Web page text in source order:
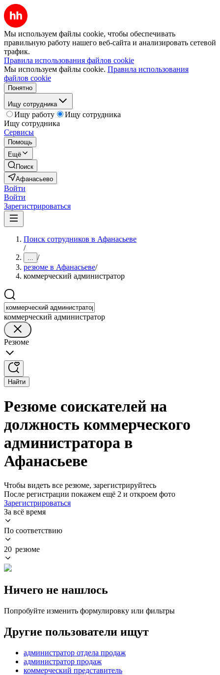
Мы используем файлы cookie, чтобы обеспечивать
правильную работу нашего веб-сайта и анализировать сетевой
трафик.
Правила использования файлов cookie
Мы используем файлы cookie. Правила использования
файлов cookie
Понятно
Ищу сотрудника
Ищу работу
Ищу сотрудника
Ищу сотрудника
Сервисы
Помощь
Ещё
Поиск
Афанасьево
Войти
Войти
Зарегистрироваться
Поиск сотрудников в Афанасьеве
/
... /
резюме в Афанасьеве/
коммерческий администратор
коммерческий администратор
Резюме
Найти
Резюме соискателей на
должность коммерческого
администратора в
Афанасьеве
Чтобы видеть все резюме, зарегистрируйтесь
После регистрации покажем ещё 2 и откроем фото
Зарегистрироваться
За всё время
По соответствию
20 резюме
Ничего не нашлось
Попробуйте изменить формулировку или фильтры
Другие пользователи ищут
администратор отдела продаж
администратор продаж
коммерческий представитель